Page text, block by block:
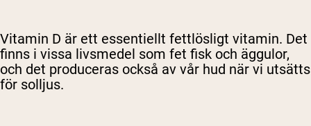
Vitamin D är ett essentiellt fettlösligt vitamin. Det
finns i vissa livsmedel som fet fisk och äggulor,
och det produceras också av vår hud när vi utsätts
för solljus.